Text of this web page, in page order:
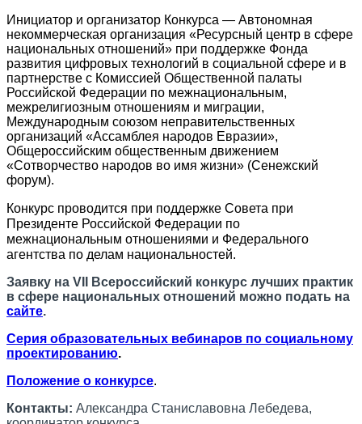
Инициатор и организатор Конкурса ― Автономная
некоммерческая организация «Ресурсный центр в сфере
национальных отношений» при поддержке Фонда
развития цифровых технологий в социальной сфере и в
партнерстве с Комиссией Общественной палаты
Российской Федерации по межнациональным,
межрелигиозным отношениям и миграции,
Международным союзом неправительственных
организаций «Ассамблея народов Евразии»,
Общероссийским общественным движением
«Сотворчество народов во имя жизни» (Сенежский
форум).
Конкурс проводится при поддержке Совета при
Президенте Российской Федерации по
межнациональным отношениями и Федерального
агентства по делам национальностей.
Заявку на VII
Всероссийский конкурс лучших практик
в сфере национальных отношений можно подать на
сайте.
Серия образовательных вебинаров по социальному
проектированию.
Положение о конкурсе.
Контакты: Александра Станиславовна Лебедева,